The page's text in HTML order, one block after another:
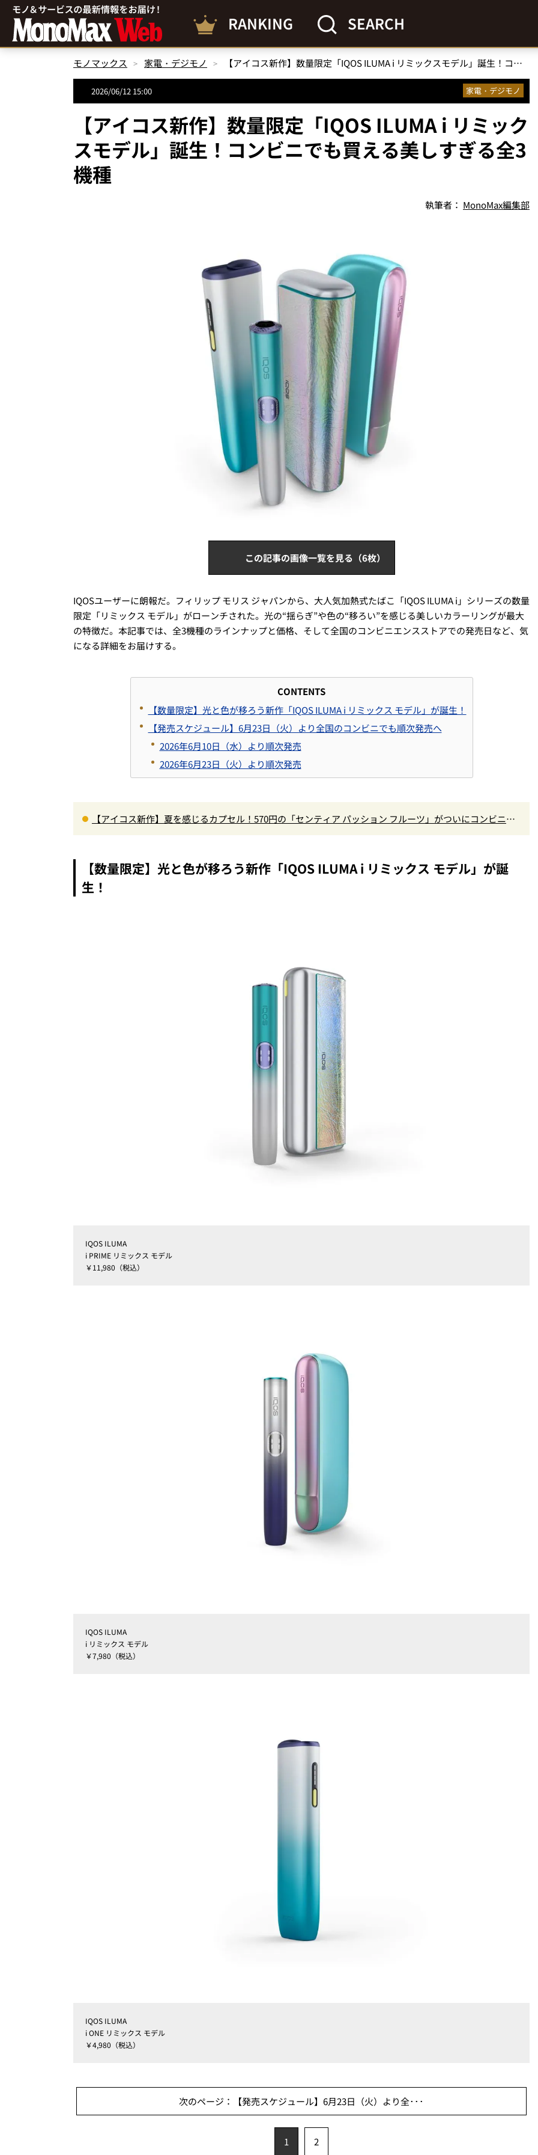
RANKING SEARCH
モノマックス 家電・デジモノ 【アイコス新作】数量限定「IQOS ILUMA i リミックスモデル」誕生！コンビニでも買える美しすぎる全3機種
2026/06/12 15:00 家電・デジモノ
【アイコス新作】数量限定「IQOS ILUMA i リミック
スモデル」誕生！コンビニでも買える美しすぎる全3
機種
執筆者： MonoMax編集部
この記事の画像一覧を見る（6枚）
IQOSユーザーに朗報だ。フィリップ モリス ジャパンから、大人気加熱式たばこ「IQOS ILUMA i」シリーズの数量
限定「リミックス モデル」がローンチされた。光の“揺らぎ”や色の“移ろい”を感じる美しいカラーリングが最大
の特徴だ。本記事では、全3機種のラインナップと価格、そして全国のコンビニエンスストアでの発売日など、気
になる詳細をお届けする。
CONTENTS
【数量限定】光と色が移ろう新作「IQOS ILUMA i リミックス モデル」が誕生！
【発売スケジュール】6月23日（火）より全国のコンビニでも順次発売へ
2026年6月10日（水）より順次発売
2026年6月23日（火）より順次発売
【アイコス新作】夏を感じるカプセル！570円の「センティア パッション フルーツ」がついにコンビニ発
【数量限定】光と色が移ろう新作「IQOS ILUMA i リミックス モデル」が誕
生！
IQOS ILUMA
i PRIME リミックス モデル
￥11,980（税込）
IQOS ILUMA
i リミックス モデル
￥7,980（税込）
IQOS ILUMA
i ONE リミックス モデル
￥4,980（税込）
次のページ：【発売スケジュール】6月23日（火）より全･･･
1 2